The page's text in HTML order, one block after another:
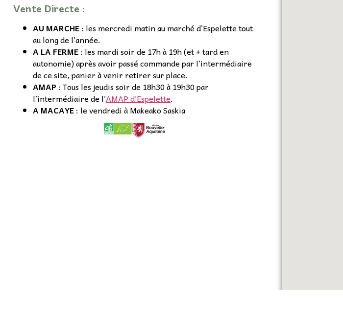
Vente Directe :
AU MARCHE: les mercredi matin au marché d’Espelette tout
au long de l’année.
A LA FERME: les mardi soir de 17h à 19h (et + tard en
autonomie) après avoir passé commande par l’intermédiaire
de ce site, panier à venir retirer sur place.
AMAP : Tous les jeudis soir de 18h30 à 19h30 par
l’intermédiaire de l’AMAP d’Espelette.
A MACAYE: le vendredi à Makeako Saskia